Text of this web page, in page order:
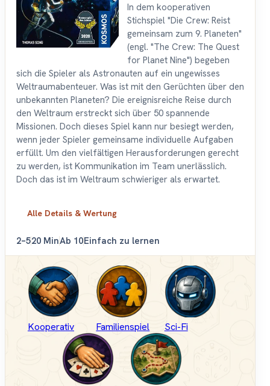
In dem kooperativen
Stichspiel "Die Crew: Reist
gemeinsam zum 9. Planeten"
(engl. "The Crew: The Quest
for Planet Nine") begeben
sich die Spieler als Astronauten auf ein ungewisses
Weltraumabenteuer. Was ist mit den Gerüchten über den
unbekannten Planeten? Die ereignisreiche Reise durch
den Weltraum erstreckt sich über 50 spannende
Missionen. Doch dieses Spiel kann nur besiegt werden,
wenn jeder Spieler gemeinsame individuelle Aufgaben
erfüllt. Um den vielfältigen Herausforderungen gerecht
zu werden, ist Kommunikation im Team unerlässlich.
Doch das ist im Weltraum schwieriger als erwartet.
Alle Details & Wertung
2–520 MinAb 10Einfach zu lernen
Kooperativ Familienspiel Sci-Fi